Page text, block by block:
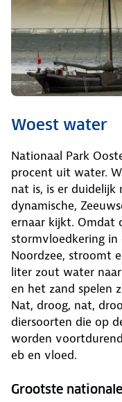
Woest water
Nationaal Park
procent uit water.
nat is, is er
dynamische,
ernaar kijkt. Omdat
stormvloedkering
Noordzee, stroomt
liter zout water
en het zand spelen
Nat, droog, nat,
diersoorten die op
worden
eb en vloed.
Grootste